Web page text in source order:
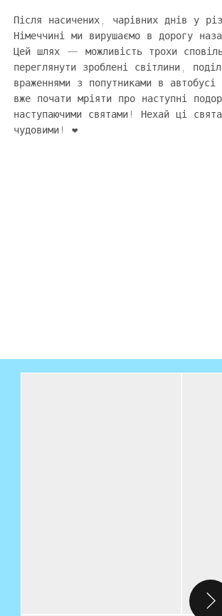
Після насичених, чарівних днів у
Німеччині ми вирушаємо в дорогу
Цей шлях — можливість трохи
переглянути зроблені світлини,
враженнями з попутниками в
вже почати мріяти про наступні
наступаючими святами! Нехай ці
чудовими! ❤️